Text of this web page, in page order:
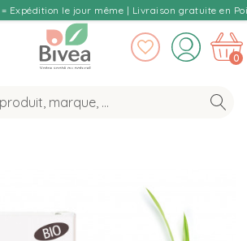
Expédition le jour même | Livraison gratuite en
0